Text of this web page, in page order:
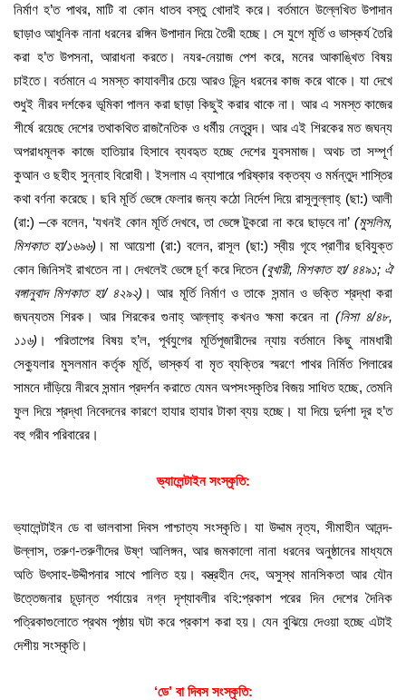
নির্মাণ হ’ত পাথর, মাটি বা কোন ধাতব বস্তু খোদাই করে। বর্তমানে উল্লেখিত উপাদান
ছাড়াও আধুনিক নানা ধরনের রঙ্গিন উপাদান দিয়ে তৈরী হচ্ছে। সে যুগে মূর্তি ও ভাস্কর্য তৈরি
করা হ’ত উপসনা, আরাধনা করতে। নযর-নেয়াজ পেশ করে, মনের আকাঙ্খিত বিষয়
চাইতে। বর্তমানে এ সমস্ত কাযাবলীর চেয়ে আরও ভ্ন্নি ধরনের কাজ করে থাকে। যা দেখে
শুধুই নীরব দর্শকের ভূমিকা পালন করা ছাড়া কিছুই করার থাকে না। আর এ সমস্ত কাজের
শীর্ষে রয়েছে দেশের তথাকথিত রাজনৈতিক ও ধর্মীয় নেতৃবৃন্দ। আর এই শিরকের মত জঘন্য
অপরাধমূলক কাজে হাতিয়ার হিসাবে ব্যবহৃত হচ্ছে দেশের যুবসমাজ। অথচ তা সম্পূর্ণ
কুআন ও ছহীহ সুন্নাহ বিরোধী। ইসলাম এ ব্যাপারে পরিষ্কার বক্তব্য ও মর্মন্তুদ শাস্তির
কথা বর্ণনা করেছে। ছবি মূর্তি ভেঙ্গে ফেলার জন্য কঠো নির্দেশ দিয়ে রাসূলুল্লাহ্ (ছা:) আলী
(রা:) –কে বলেন, ‘যখনই কোন মূর্তি দেখবে, তা ভেঙ্গে টুকরো না করে ছাড়বে না’ (মুসলিম,
মিশকাত হা/১৬৯৬) । মা আয়েশা (রা:) বলেন, রাসূল (ছা:) স্বীয় গৃহে প্রাণীর ছবিযুক্ত
কোন জিনিসই রাখতেন না। দেখলেই ভেঙ্গে চূর্ণ করে দিতেন(বুখারী, মিশকাত হা/৪৪৯১; ঐ
বঙ্গানুবাদ মিশকাত হা/ ৪২৯২) । আর মূর্তি নির্মাণ ও তাকে সন্মান ও ভক্তি শ্রদ্ধা করা
জঘন্যতম শিরক। আর শিরকের গুনাহ্ আল্লাহ্ কখনও ক্ষমা করেন না (নিসা ৪/৪৮,
১১৬) । পরিতাপের বিষয় হ’ল, পূর্বযুগের মূর্তিপূজারীদের ন্যায় বর্তমানে কিছু নামধারী
সেক্যুলার মুসলমান কর্তৃক মূর্তি, ভাস্কর্য বা মৃত ব্যক্তির স্মরণে পাথর নির্মিত পিলারের
সামনে দাঁড়িয়ে নীরবে সন্মান প্রদর্শন করাতে যেমন অপসংস্কৃতির বিজয় সাধিত হচ্ছে, তেমনি
ফুল দিয়ে শ্রদ্ধা নিবেদনের কারণে হাযার হাযার টাকা ব্যয় হচ্ছে। যা দিয়ে দুর্দশা দূর হ’ত
বহু গরীব পরিবারের।
ভ্যালেন্টাইন সংস্কৃতি:
ভ্যালেন্টাইন ডে বা ভালবাসা দিবস পাশ্চাত্য সংস্কৃতি। যা উদ্দাম নৃত্য, সীমাহীন আনন্দ-
উল্লাস, তরুণ-তরুণীদের উষ্ণ আলিঙ্গন, আর জমকালো নানা ধরনের অনুষ্ঠানের মাধ্যমে
অতি উৎসাহ-উদ্দীপনার সাথে পালিত হয়। বস্ত্রহীন দেহ, অসুস্থ মানসিকতা আর যৌন
উত্তেজনার চূড়ান্ত পর্যায়ের নগ্ন দৃশ্যাবলীর বহি:প্রকাশ পরের দিন দেশের দৈনিক
পত্রিকাগুলোতে প্রথম পৃষ্ঠায় ঘটা করে প্রকাশ করা হয়। যেন বুঝিয়ে দেওয়া হচ্ছে এটাই
দেশীয় সংস্কৃতি।
‘ডে’ বা দিবস সংস্কৃতি: